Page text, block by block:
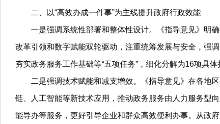
二、以“高效办成一件事”为主线提升政府行政效能
一是强调系统性部署和整体性设计。《指导意见》明确
改革引领和数字赋能双轮驱动，注重统筹发展与安全，强
夯实政务服务工作基础等“五项任务”，细化分解为16项具
二是强调技术赋能和减支增效。《指导意见》在各地区
链、人工智能等新技术应用，推动政务服务由人力服务型
能导办等服务，更好引导企业和群众高效便利办事。从政